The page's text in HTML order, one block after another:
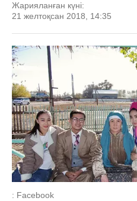
Жарияланған күні:
21 желтоқсан 2018, 14:35
: Facebook